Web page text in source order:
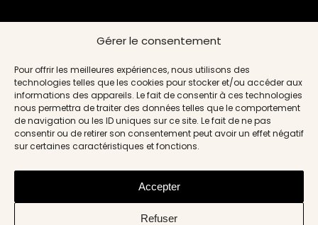
Gérer le consentement
Pour offrir les meilleures expériences, nous utilisons des
technologies telles que les cookies pour stocker et/ou accéder aux
informations des appareils. Le fait de consentir à ces technologies
nous permettra de traiter des données telles que le comportement
de navigation ou les ID uniques sur ce site. Le fait de ne pas
consentir ou de retirer son consentement peut avoir un effet négatif
sur certaines caractéristiques et fonctions.
Accepter
Refuser